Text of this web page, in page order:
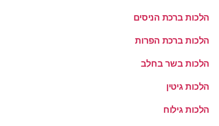
הלכות ברכת הניסים
הלכות ברכת הפרות
הלכות בשר בחלב
הלכות גיטין
הלכות גילוח